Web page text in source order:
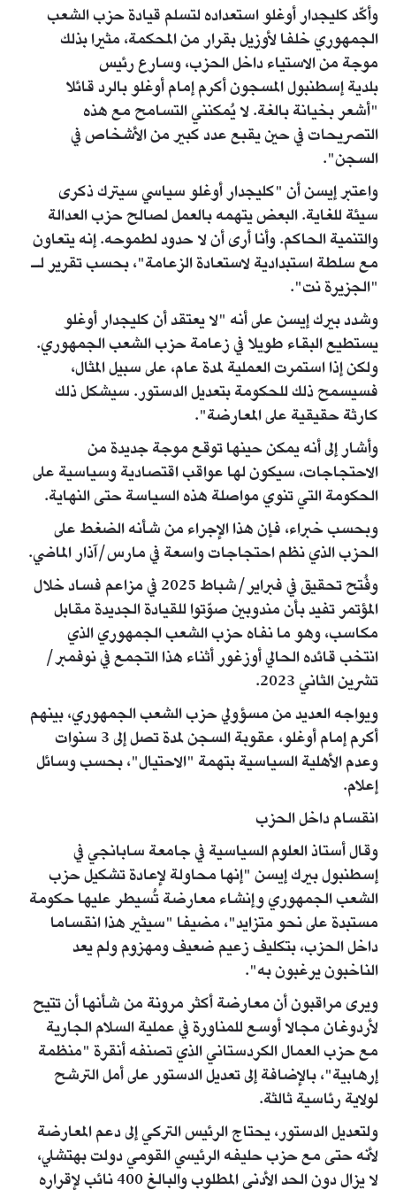
وأكّد كليجدار أوغلو استعداده لتسلم قيادة حزب الشعب
الجمهوري خلفا لأوزيل بقرار من المحكمة، مثيرا بذلك
موجة من الاستياء داخل الحزب، وسارع رئيس
بلدية إسطنبول المسجون أكرم إمام أوغلو بالرد قائلا
"أشعر بخيانة بالغة. لا يُمكنني التسامح مع هذه
التصريحات في حين يقبع عدد كبير من الأشخاص في
السجن".
واعتبر إيسن أن "كليجدار أوغلو سياسي سيترك ذكرى
سيئة للغاية. البعض يتهمه بالعمل لصالح حزب العدالة
والتنمية الحاكم. وأنا أرى أن لا حدود لطموحه. إنه يتعاون
مع سلطة استبدادية لاستعادة الزعامة"، بحسب تقرير لـ
"الجزيرة نت".
وشدد بيرك إيسن على أنه "لا يعتقد أن كليجدار أوغلو
يستطيع البقاء طويلا في زعامة حزب الشعب الجمهوري.
ولكن إذا استمرت العملية لمدة عام، على سبيل المثال،
فسيسمح ذلك للحكومة بتعديل الدستور. سيشكل ذلك
كارثة حقيقية على المعارضة".
وأشار إلى أنه يمكن حينها توقع موجة جديدة من
الاحتجاجات، سيكون لها عواقب اقتصادية وسياسية على
الحكومة التي تنوي مواصلة هذه السياسة حتى النهاية.
وبحسب خبراء، فإن هذا الإجراء من شأنه الضغط على
الحزب الذي نظم احتجاجات واسعة في مارس/آذار الماضي.
وفُتح تحقيق في فبراير/شباط 2025 في مزاعم فساد خلال
المؤتمر تفيد بأن مندوبين صوّتوا للقيادة الجديدة مقابل
مكاسب، وهو ما نفاه حزب الشعب الجمهوري الذي
انتخب قائده الحالي أوزغور أثناء هذا التجمع في نوفمبر/
تشرين الثاني 2023.
ويواجه العديد من مسؤولي حزب الشعب الجمهوري، بينهم
أكرم إمام أوغلو، عقوبة السجن لمدة تصل إلى 3 سنوات
وعدم الأهلية السياسية بتهمة "الاحتيال"، بحسب وسائل
إعلام.
انقسام داخل الحزب
وقال أستاذ العلوم السياسية في جامعة سابانجي في
إسطنبول بيرك إيسن "إنها محاولة لإعادة تشكيل حزب
الشعب الجمهوري وإنشاء معارضة تُسيطر عليها حكومة
مستبدة على نحو متزايد"، مضيفا "سيثير هذا انقساما
داخل الحزب، بتكليف زعيم ضعيف ومهزوم ولم يعد
الناخبون يرغبون به".
ويرى مراقبون أن معارضة أكثر مرونة من شأنها أن تتيح
لأردوغان مجالا أوسع للمناورة في عملية السلام الجارية
مع حزب العمال الكردستاني الذي تصنفه أنقرة "منظمة
إرهابية"، بالإضافة إلى تعديل الدستور على أمل الترشح
لولاية رئاسية ثالثة.
ولتعديل الدستور، يحتاج الرئيس التركي إلى دعم المعارضة
لأنه حتى مع حزب حليفه الرئيسي القومي دولت بهتشلي،
لا يزال دون الحد الأدنى المطلوب والبالغ 400 نائب لإقراره